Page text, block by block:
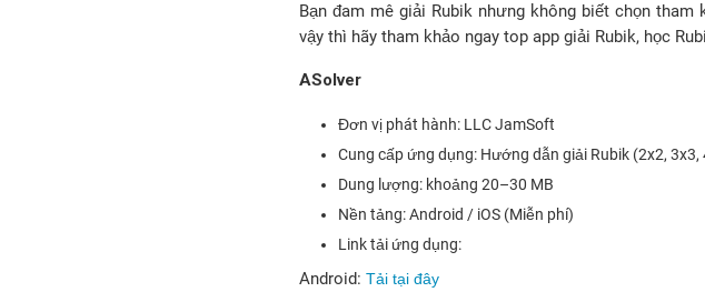
Bạn đam mê giải Rubik nhưng không biết chọn
vậy thì hãy tham khảo ngay top app giải Rubik, học
ASolver
Đơn vị phát hành: LLC JamSoft
Cung cấp ứng dụng: Hướng dẫn giải Rubik (2x2,
Dung lượng: khoảng 20–30 MB
Nền tảng: Android / iOS (Miễn phí)
Link tải ứng dụng:
Android: Tải tại đây